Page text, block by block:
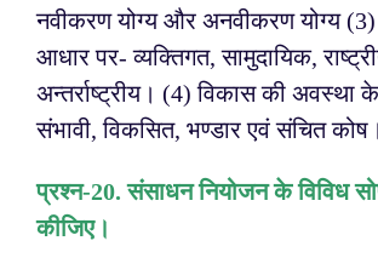
नवीकरण योग्य और अनवीकरण योग्य (3)
आधार पर- व्यक्तिगत, सामुदायिक,
अन्तर्राष्ट्रीय। (4) विकास की अवस्था
संभावी, विकसित, भण्डार एवं संचित कोष।
प्रश्न-20. संसाधन नियोजन के विविध
कीजिए।